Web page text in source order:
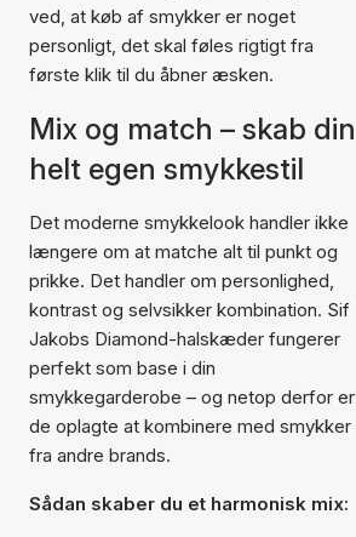
ved, at køb af smykker er noget
personligt, det skal føles rigtigt fra
første klik til du åbner æsken.
Mix og match – skab din
helt egen smykkestil
Det moderne smykkelook handler ikke
længere om at matche alt til punkt og
prikke. Det handler om personlighed,
kontrast og selvsikker kombination. Sif
Jakobs Diamond-halskæder fungerer
perfekt som base i din
smykkegarderobe – og netop derfor er
de oplagte at kombinere med smykker
fra andre brands.
Sådan skaber du et harmonisk mix: